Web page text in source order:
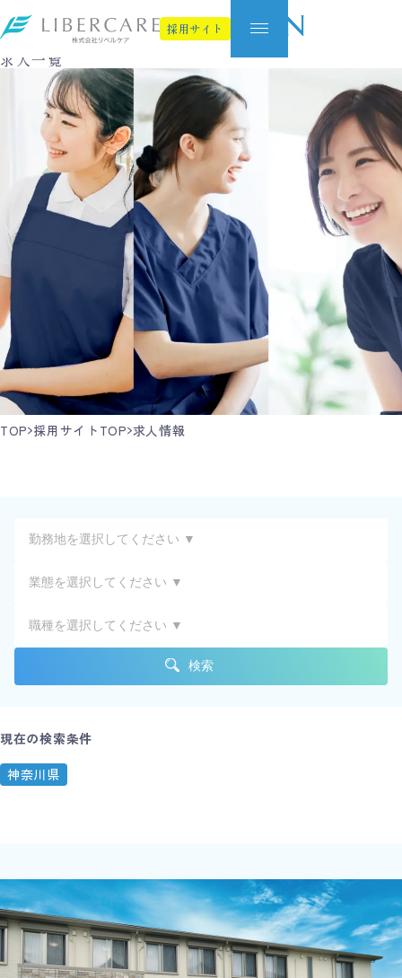
採用サイト
Job Information
求人一覧
TOP 採用サイトTOP 求人情報
検索
現在の検索条件
神奈川県